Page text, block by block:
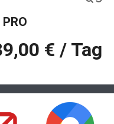
€ / Tag